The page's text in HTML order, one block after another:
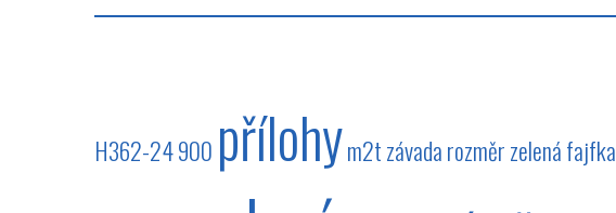
H362-24900 přílohym2tzávadarozměrzelenáfajfka